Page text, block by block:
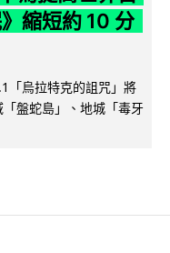
縮短約 10 分
「烏拉特克的詛咒」將
盤蛇島」、地城「毒牙